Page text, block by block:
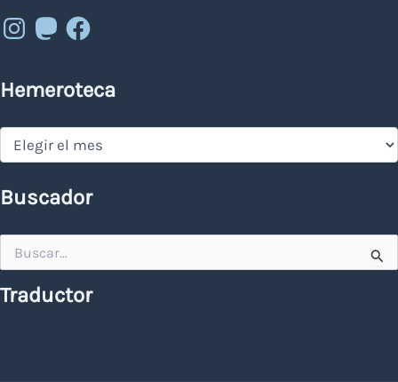
Instagram
MastodonFacebook
Hemeroteca
Hemeroteca
Buscador
por:
Traductor